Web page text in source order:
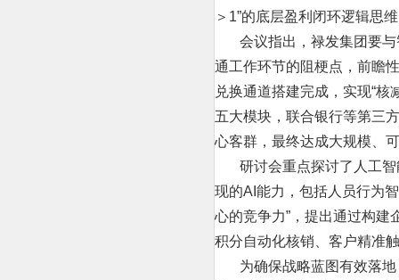
＞1”的底层盈利闭环逻辑思
会议指出，禄发集团要与
通工作环节的阻梗点，前瞻
兑换通道搭建完成，实现“核
五大模块，联合银行等第三
心客群，最终达成大规模、
研讨会重点探讨了人工智
现的AI能力，包括人员行为
心的竞争力”，提出通过构
积分自动化核销、客户精准
为确保战略蓝图有效落地